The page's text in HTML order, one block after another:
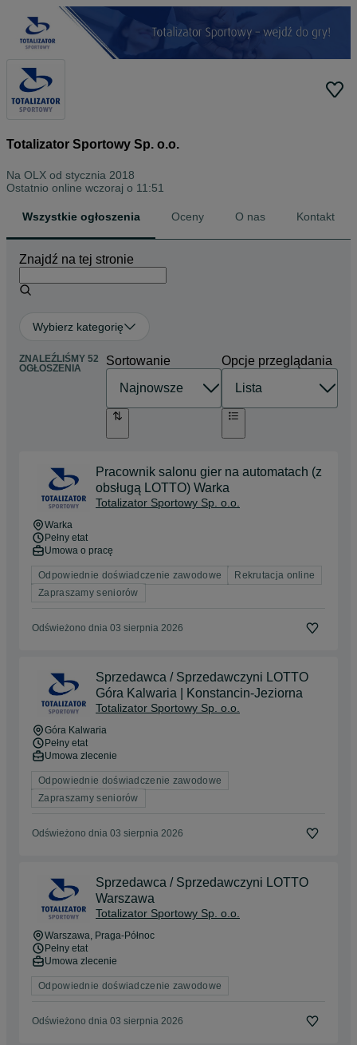
Totalizator Sportowy Sp. o.o.
Na OLX od stycznia 2018
Ostatnio online wczoraj o 11:51
Wszystkie ogłoszenia Oceny O nas Kontakt
Znajdź na tej stronie
Wybierz kategorię
ZNALEŹLIŚMY 52
OGŁOSZENIA
Sortowanie Opcje przeglądania
Pracownik salonu gier na automatach (z
obsługą LOTTO) Warka
Totalizator Sportowy Sp. o.o.
Warka
Pełny etat
Umowa o pracę
Odpowiednie doświadczenie zawodowe
Rekrutacja online
Zapraszamy seniorów
Odświeżono dnia 03 sierpnia 2026
Sprzedawca / Sprzedawczyni LOTTO
Góra Kalwaria | Konstancin-Jeziorna
Totalizator Sportowy Sp. o.o.
Góra Kalwaria
Pełny etat
Umowa zlecenie
Odpowiednie doświadczenie zawodowe
Zapraszamy seniorów
Odświeżono dnia 03 sierpnia 2026
Sprzedawca / Sprzedawczyni LOTTO
Warszawa
Totalizator Sportowy Sp. o.o.
Warszawa, Praga-Północ
Pełny etat
Umowa zlecenie
Odpowiednie doświadczenie zawodowe
Odświeżono dnia 03 sierpnia 2026